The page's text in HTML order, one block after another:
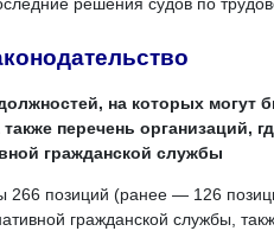
решения судов по
на которых могут
перечень организаций,
гражданской службы
266 позиций (ранее — 126
гражданской службы,